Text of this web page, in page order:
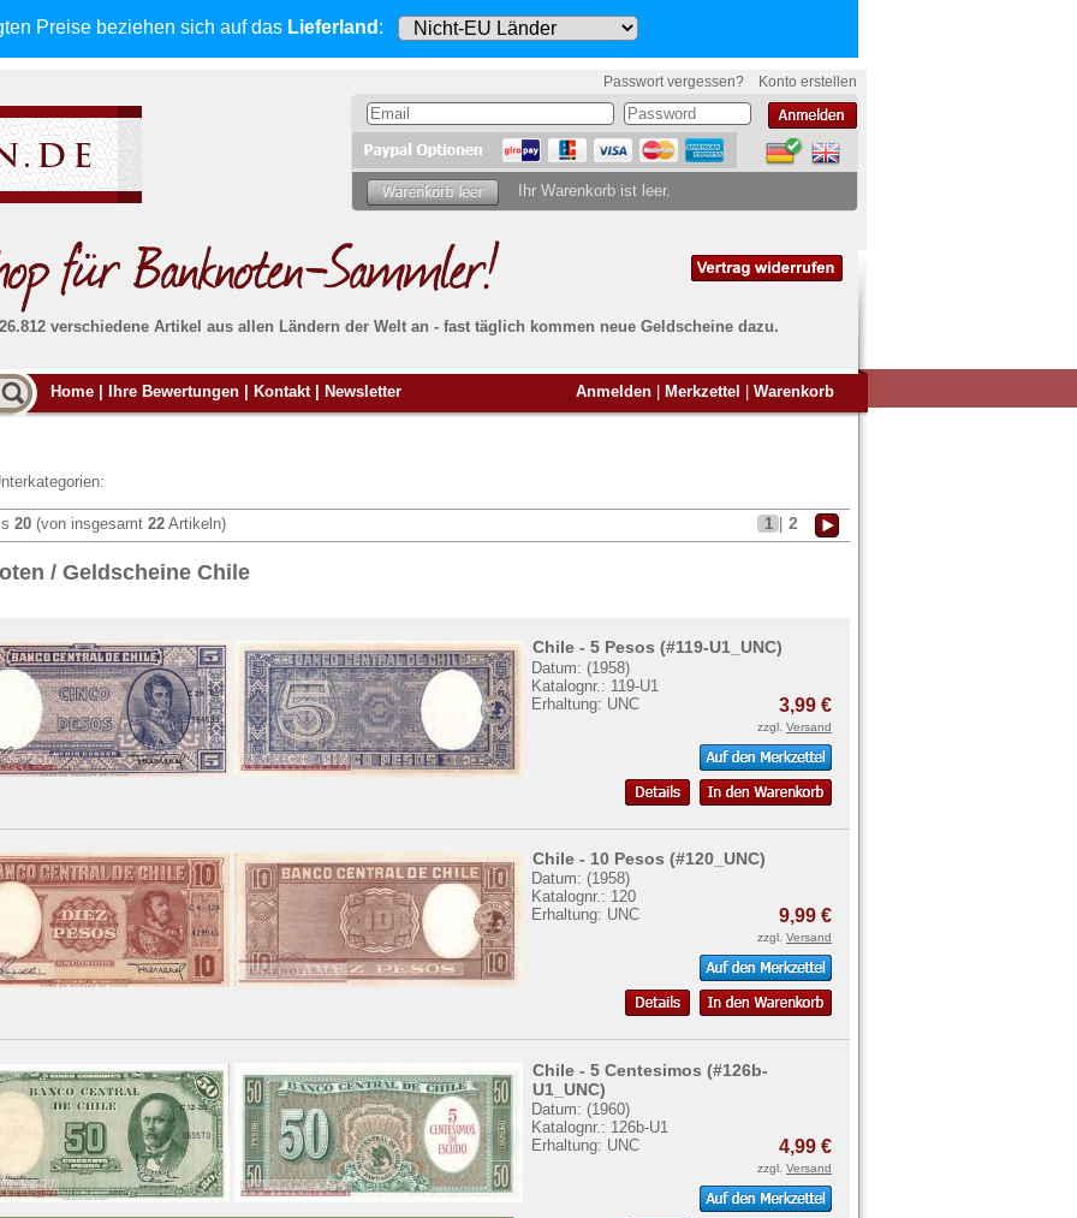
Preise beziehen sich auf das Lieferland :
Passwort vergessen? Konto erstellen
Ihr Warenkorb ist leer.
verschiedene Artikel aus allen Ländern der Welt an - fast täglich kommen neue Geldscheine dazu.
Alle Lieferungen, auch ins Ausland, werden
von uns voll versichert. Sie habenkein Risiko
Absolute Zuverlässigkeit:
Banknoten
Möchten Sie Banknoten
verkaufen?
Siehier.
Home Ihre Bewertungen Kontakt Newsletter Anmelden Merkzettel Warenkorb
20 (von insgesamt 22 Artikeln) 1 2
/ Geldscheine Chile
Chile - 5 Pesos (#119-U1_UNC)
Datum: (1958)
Katalognr.: 119-U1
Erhaltung: UNC
3,99 €
zzgl. Versand
Chile - 10 Pesos (#120_UNC)
Datum: (1958)
Katalognr.: 120
Erhaltung: UNC
9,99 €
zzgl. Versand
Chile - 5 Centesimos (#126b-
U1_UNC)
Datum: (1960)
Katalognr.: 126b-U1
Erhaltung: UNC
4,99 €
zzgl. Versand